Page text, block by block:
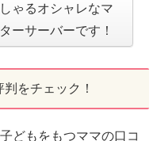
ゃるオシャレなマ
ーサーバーです！
をチェック！
どもをもつママの口コ